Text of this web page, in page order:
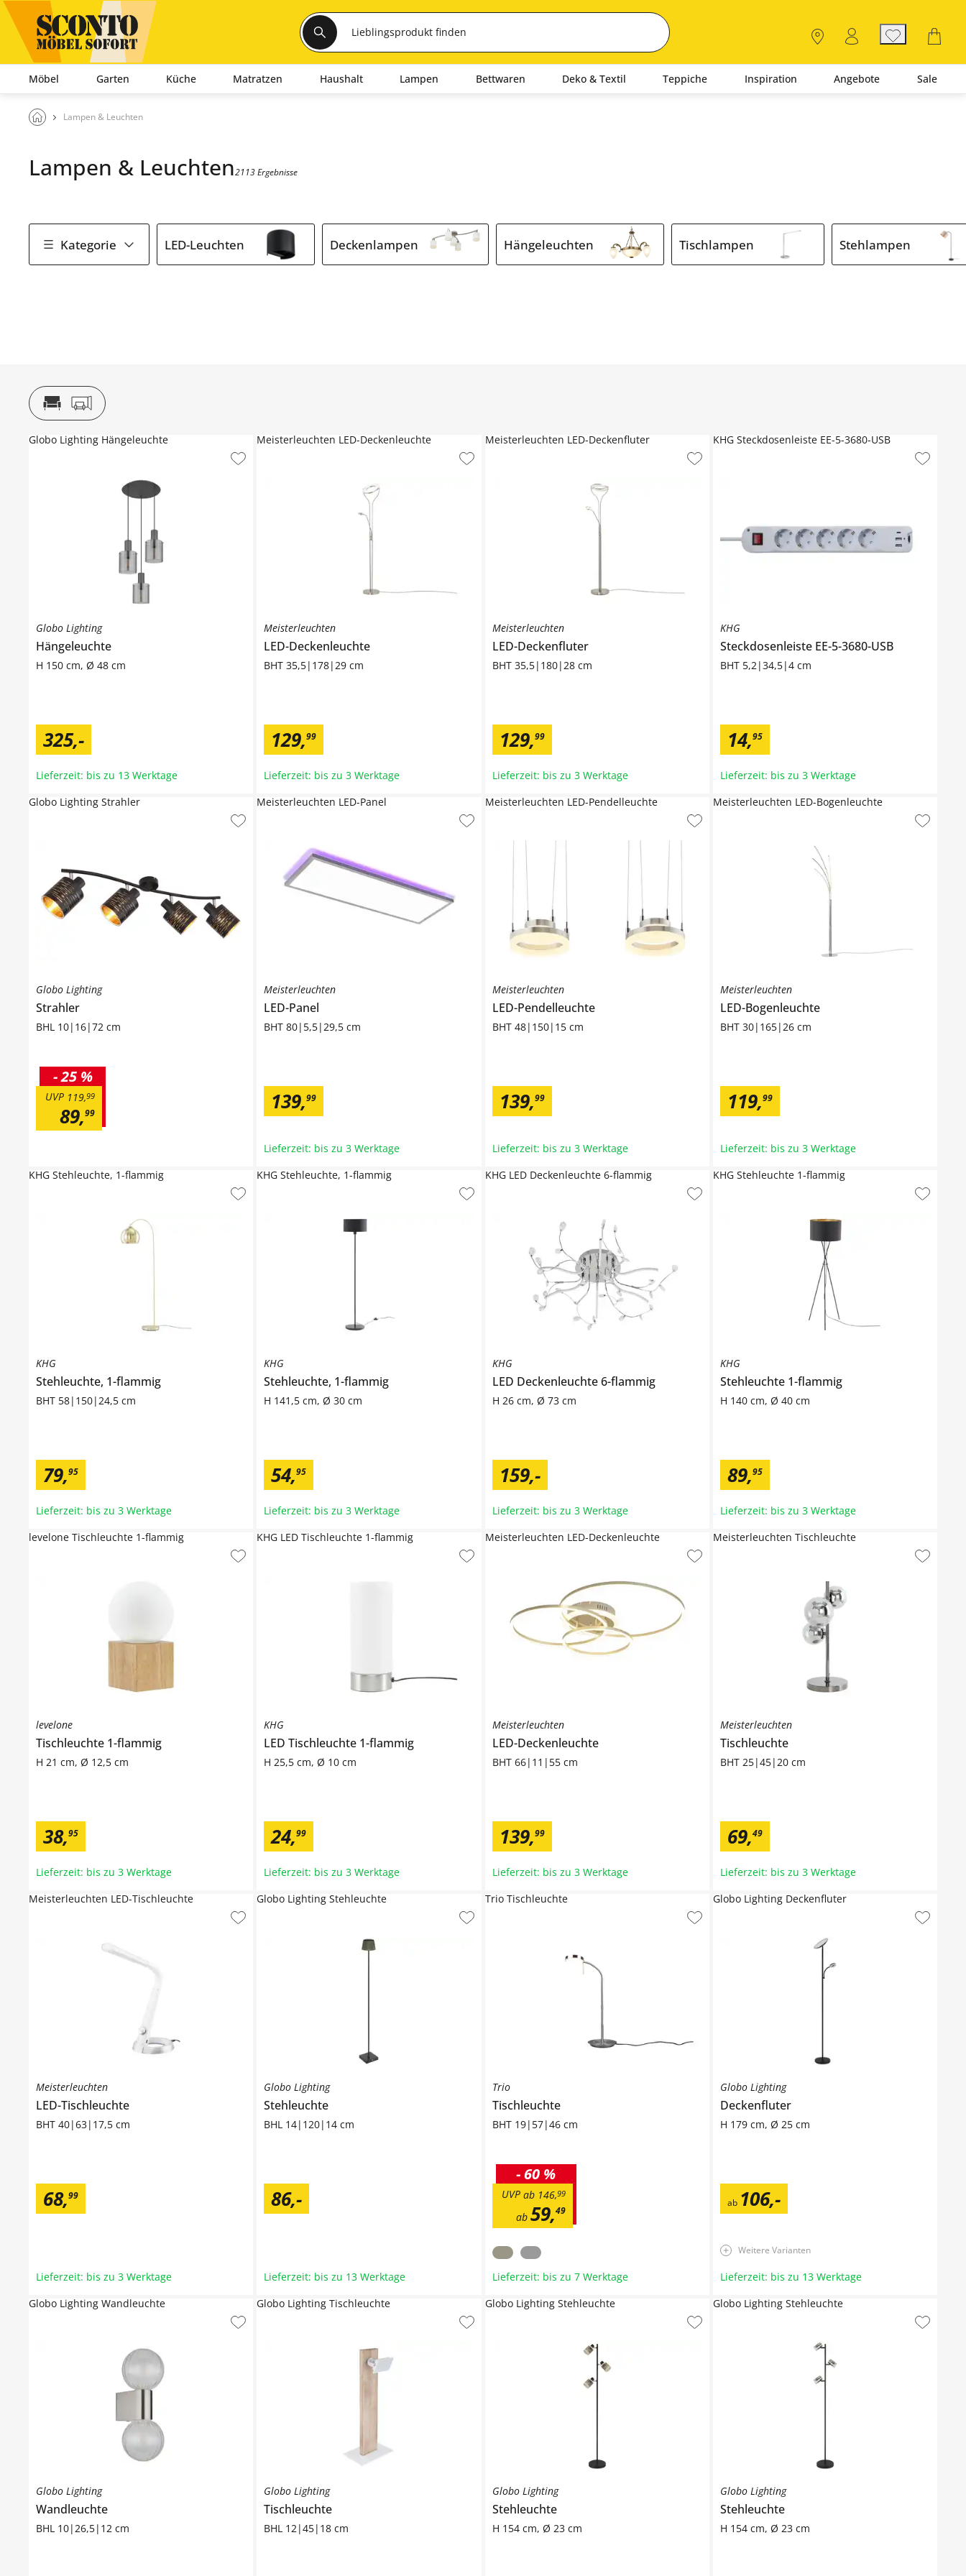
Möbel Garten Küche Matratzen Haushalt Lampen Bettwaren Deko & Textil Teppiche Inspiration Angebote Sale
Lampen & Leuchten
Lampen & Leuchten2113 Ergebnisse
Kategorie LED-Leuchten Deckenlampen Hängeleuchten Tischlampen Stehlampen
Globo Lighting
Hängeleuchte
H 150 cm, Ø 48 cm
325,-
Globo Lighting Hängeleuchte
Lieferzeit: bis zu 13 Werktage
Meisterleuchten
LED-Deckenleuchte
BHT 35,5|178|29 cm
129,99
Meisterleuchten LED-Deckenleuchte
Lieferzeit: bis zu 3 Werktage
Meisterleuchten
LED-Deckenfluter
BHT 35,5|180|28 cm
129,99
Meisterleuchten LED-Deckenfluter
Lieferzeit: bis zu 3 Werktage
KHG
Steckdosenleiste EE-5-3680-USB
BHT 5,2|34,5|4 cm
14,95
KHG Steckdosenleiste EE-5-3680-USB
Lieferzeit: bis zu 3 Werktage
Globo Lighting
Strahler
BHL 10|16|72 cm
89,99
119,99
UVP
-25 %
Globo Lighting Strahler
Meisterleuchten
LED-Panel
BHT 80|5,5|29,5 cm
139,99
Meisterleuchten LED-Panel
Lieferzeit: bis zu 3 Werktage
Meisterleuchten
LED-Pendelleuchte
BHT 48|150|15 cm
139,99
Meisterleuchten LED-Pendelleuchte
Lieferzeit: bis zu 3 Werktage
Meisterleuchten
LED-Bogenleuchte
BHT 30|165|26 cm
119,99
Meisterleuchten LED-Bogenleuchte
Lieferzeit: bis zu 3 Werktage
KHG
Stehleuchte, 1-flammig
BHT 58|150|24,5 cm
79,95
KHG Stehleuchte, 1-flammig
Lieferzeit: bis zu 3 Werktage
KHG
Stehleuchte, 1-flammig
H 141,5 cm, Ø 30 cm
54,95
KHG Stehleuchte, 1-flammig
Lieferzeit: bis zu 3 Werktage
KHG
LED Deckenleuchte 6-flammig
H 26 cm, Ø 73 cm
159,-
KHG LED Deckenleuchte 6-flammig
Lieferzeit: bis zu 3 Werktage
KHG
Stehleuchte 1-flammig
H 140 cm, Ø 40 cm
89,95
KHG Stehleuchte 1-flammig
Lieferzeit: bis zu 3 Werktage
levelone
Tischleuchte 1-flammig
H 21 cm, Ø 12,5 cm
38,95
levelone Tischleuchte 1-flammig
Lieferzeit: bis zu 3 Werktage
KHG
LED Tischleuchte 1-flammig
H 25,5 cm, Ø 10 cm
24,99
KHG LED Tischleuchte 1-flammig
Lieferzeit: bis zu 3 Werktage
Meisterleuchten
LED-Deckenleuchte
BHT 66|11|55 cm
139,99
Meisterleuchten LED-Deckenleuchte
Lieferzeit: bis zu 3 Werktage
Meisterleuchten
Tischleuchte
BHT 25|45|20 cm
69,49
Meisterleuchten Tischleuchte
Lieferzeit: bis zu 3 Werktage
Meisterleuchten
LED-Tischleuchte
BHT 40|63|17,5 cm
68,99
Meisterleuchten LED-Tischleuchte
Lieferzeit: bis zu 3 Werktage
Globo Lighting
Stehleuchte
BHL 14|120|14 cm
86,-
Globo Lighting Stehleuchte
Lieferzeit: bis zu 13 Werktage
Trio
Tischleuchte
BHT 19|57|46 cm
ab 59,49
ab 146,99
UVP
-60 %
Trio Tischleuchte
Lieferzeit: bis zu 7 Werktage
Globo Lighting
Deckenfluter
H 179 cm, Ø 25 cm
ab 106,-
Globo Lighting Deckenfluter
Weitere Varianten
Lieferzeit: bis zu 13 Werktage
Globo Lighting
Wandleuchte
BHL 10|26,5|12 cm
Globo Lighting Wandleuchte
Globo Lighting
Tischleuchte
BHL 12|45|18 cm
Globo Lighting Tischleuchte
Globo Lighting
Stehleuchte
H 154 cm, Ø 23 cm
Globo Lighting Stehleuchte
Globo Lighting
Stehleuchte
H 154 cm, Ø 23 cm
Globo Lighting Stehleuchte